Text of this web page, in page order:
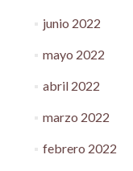
junio 2022
mayo 2022
abril 2022
marzo 2022
febrero 2022